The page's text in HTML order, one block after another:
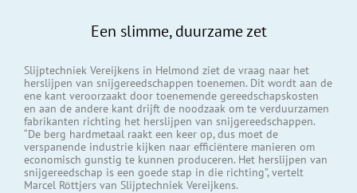
Een slimme, duurzame zet
Slijptechniek Vereijkens in Helmond ziet de vraag naar het
herslijpen van snijgereedschappen toenemen. Dit wordt aan de
ene kant veroorzaakt door toenemende gereedschapskosten
en aan de andere kant drijft de noodzaak om te verduurzamen
fabrikanten richting het herslijpen van snijgereedschappen.
“De berg hardmetaal raakt een keer op, dus moet de
verspanende industrie kijken naar efficiëntere manieren om
economisch gunstig te kunnen produceren. Het herslijpen van
snijgereedschap is een goede stap in die richting”, vertelt
Marcel Röttjers van Slijptechniek Vereijkens.